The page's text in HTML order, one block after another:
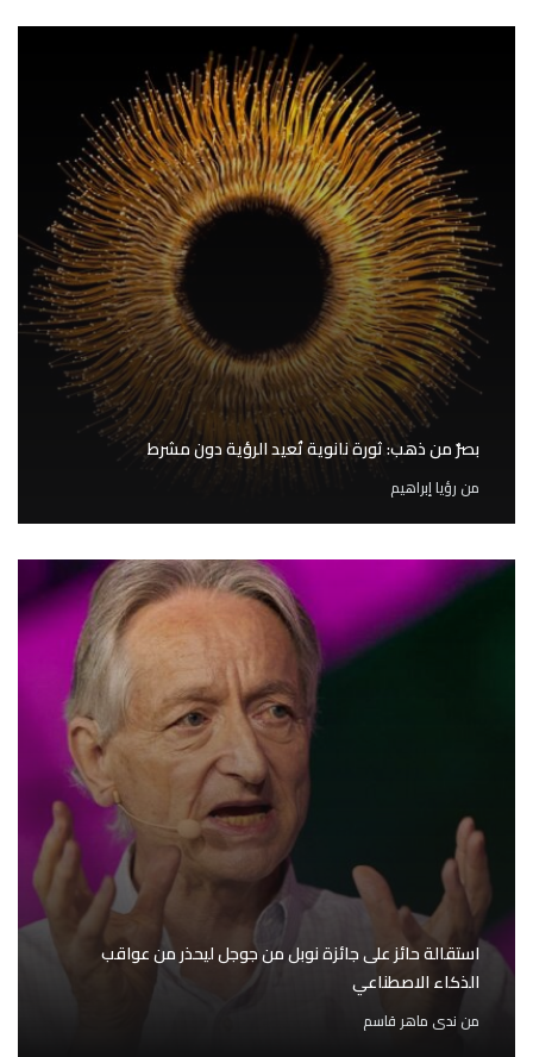
بصرٌ من ذهب: ثورة نانوية تُعيد الرؤية دون مشرط
من رؤيا إبراهيم
استقالة حائز على جائزة نوبل من جوجل ليحذر من عواقب
الذكاء الاصطناعي
من ندى ماهر قاسم